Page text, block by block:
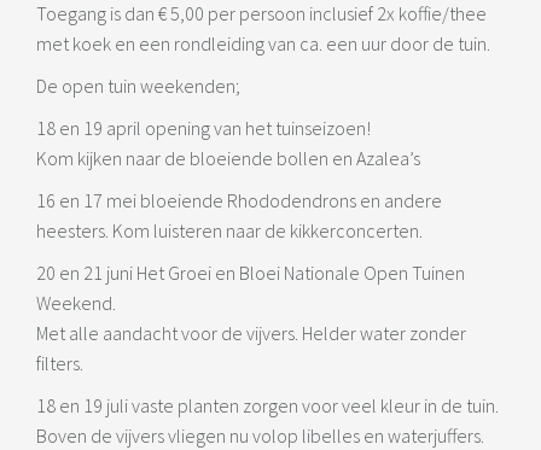
Toegang is dan € 5,00 per persoon inclusief 2x koffie/thee
met koek en een rondleiding van ca. een uur door de tuin.
De open tuin weekenden;
18 en 19 april opening van het tuinseizoen!
Kom kijken naar de bloeiende bollen en Azalea’s
16 en 17 mei bloeiende Rhododendrons en andere
heesters. Kom luisteren naar de kikkerconcerten.
20 en 21 juni Het Groei en Bloei Nationale Open Tuinen
Weekend.
Met alle aandacht voor de vijvers. Helder water zonder
filters.
18 en 19 juli vaste planten zorgen voor veel kleur in de tuin.
Boven de vijvers vliegen nu volop libelles en waterjuffers.